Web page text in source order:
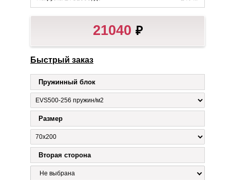
21040 ₽
Быстрый заказ
Пружинный блок
Размер
Вторая сторона
Не выбрана